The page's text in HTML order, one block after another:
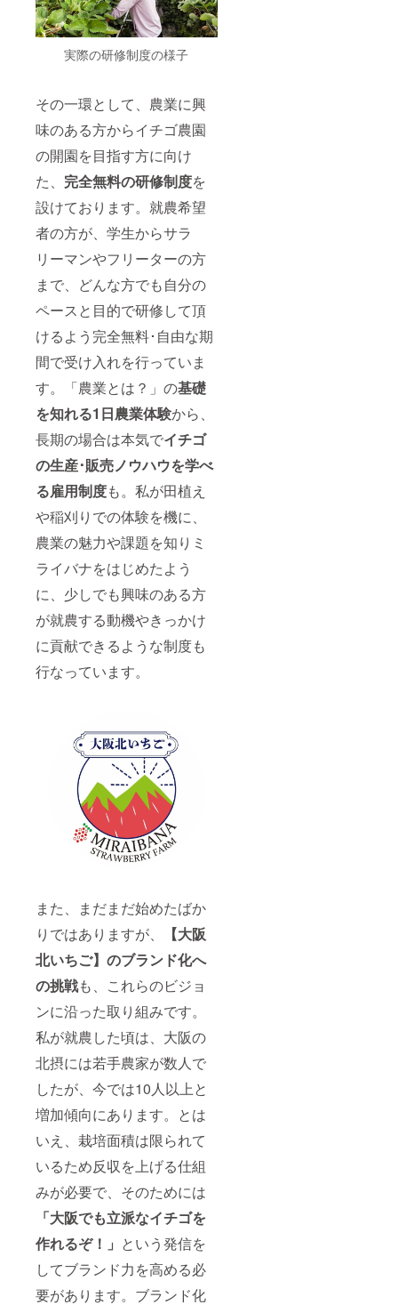
実際の研修制度の様子
その一環として、農業に興
味のある方からイチゴ農園
の開園を目指す方に向け
た、 完全無料の研修制度を
設けております。就農希望
者の方が、学生からサラ
リーマンやフリーターの方
まで、どんな方でも自分の
ペースと目的で研修して頂
けるよう完全無料･自由な期
間で受け入れを行っていま
す。「農業とは？」の基礎
を知れる1日農業体験から、
長期の場合は本気でイチゴ
の生産･販売ノウハウを学べ
る雇用制度も。私が田植え
や稲刈りでの体験を機に、
農業の魅力や課題を知りミ
ライバナをはじめたよう
に、少しでも興味のある方
が就農する動機やきっかけ
に貢献できるような制度も
行なっています。
また、まだまだ始めたばか
りではありますが、
【大阪
北いちご】のブランド化へ
の挑戦も、これらのビジョ
ンに沿った取り組みです。
私が就農した頃は、大阪の
北摂には若手農家が数人で
したが、今では10人以上と
増加傾向にあります。とは
いえ、栽培面積は限られて
いるため反収を上げる仕組
みが必要で、そのためには
「大阪でも立派なイチゴを
作れるぞ！」 という発信を
してブランド力を高める必
要があります。ブランド化